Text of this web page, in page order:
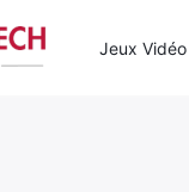
Jeux Vidéo